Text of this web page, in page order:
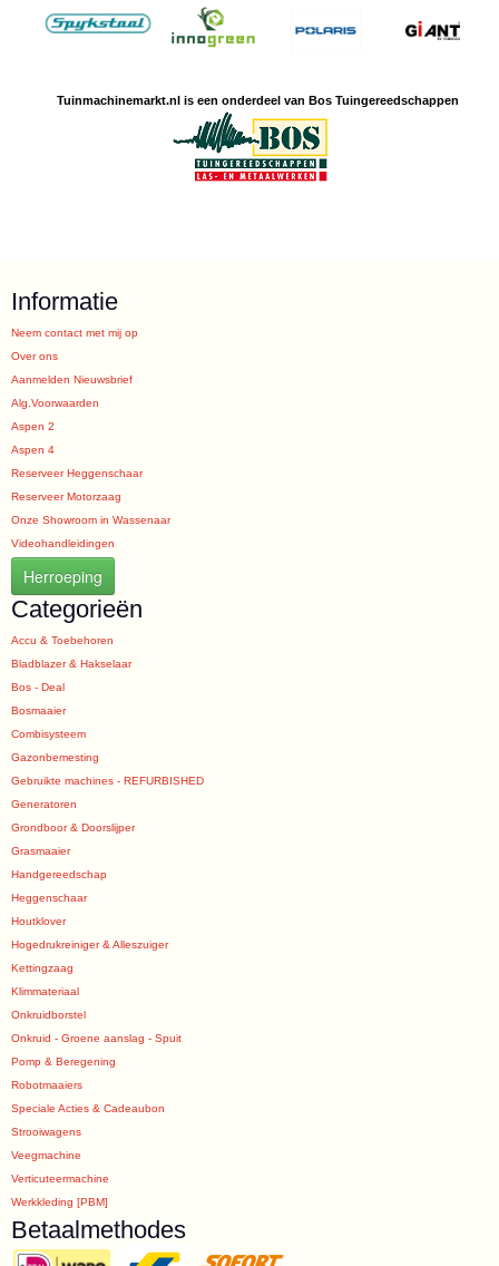
Tuinmachinemarkt.nl is een onderdeel van Bos Tuingereedschappen
Informatie
Neem contact met mij op
Over ons
Aanmelden Nieuwsbrief
Alg.Voorwaarden
Aspen 2
Aspen 4
Reserveer Heggenschaar
Reserveer Motorzaag
Onze Showroom in Wassenaar
Videohandleidingen
Herroeping
Categorieën
Accu & Toebehoren
Bladblazer & Hakselaar
Bos - Deal
Bosmaaier
Combisysteem
Gazonbemesting
Gebruikte machines - REFURBISHED
Generatoren
Grondboor & Doorslijper
Grasmaaier
Handgereedschap
Heggenschaar
Houtklover
Hogedrukreiniger & Alleszuiger
Kettingzaag
Klimmateriaal
Onkruidborstel
Onkruid - Groene aanslag - Spuit
Pomp & Beregening
Robotmaaiers
Speciale Acties & Cadeaubon
Strooiwagens
Veegmachine
Verticuteermachine
Werkkleding [PBM]
Betaalmethodes